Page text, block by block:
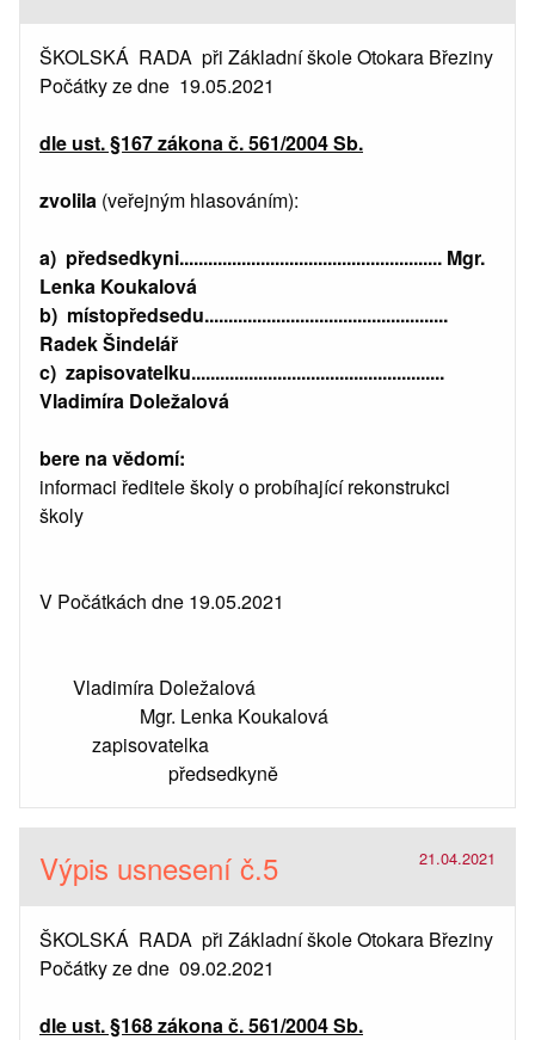
ŠKOLSKÁ RADA při Základní škole Otokara Březiny
Počátky ze dne 19.05.2021
dle ust. §167 zákona č. 561/2004 Sb.
zvolila (veřejným hlasováním):
a) předsedkyni....................................................... Mgr.
Lenka Koukalová
b) místopředsedu...................................................
Radek Šindelář
c) zapisovatelku.....................................................
Vladimíra Doležalová
bere na vědomí:
informaci ředitele školy o probíhající rekonstrukci
školy
V Počátkách dne 19.05.2021
Vladimíra Doležalová
Mgr. Lenka Koukalová
zapisovatelka
předsedkyně
Výpis usnesení č.5 21.04.2021
ŠKOLSKÁ RADA při Základní škole Otokara Březiny
Počátky ze dne 09.02.2021
dle ust. §168 zákona č. 561/2004 Sb.